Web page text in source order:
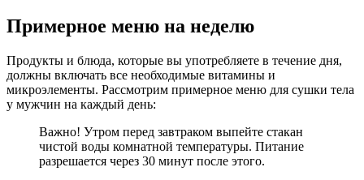
Примерное меню на неделю
Продукты и блюда, которые вы употребляете в течение дня,
должны включать все необходимые витамины и
микроэлементы. Рассмотрим примерное меню для сушки тела
у мужчин на каждый день:
Важно! Утром перед завтраком выпейте стакан
чистой воды комнатной температуры. Питание
разрешается через 30 минут после этого.